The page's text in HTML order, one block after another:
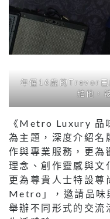
年僅16歲的Trevor已
結他，
《Metro Luxury 品
為主題，深度介紹名
作與專業服務，更為
理念、創作靈感與
更為尊貴人士特設
Metro」，邀請品味
舉辦不同形式的交流